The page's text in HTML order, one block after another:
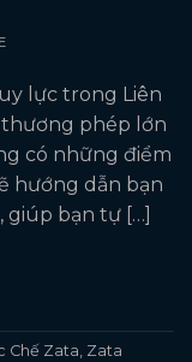
lực trong Liên
thương phép lớn
có những điểm
hướng dẫn bạn
giúp bạn tự […]
Chế Zata, Zata